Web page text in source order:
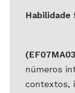
Habilidade
números
contextos,